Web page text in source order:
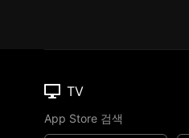
TV
App Store 검색